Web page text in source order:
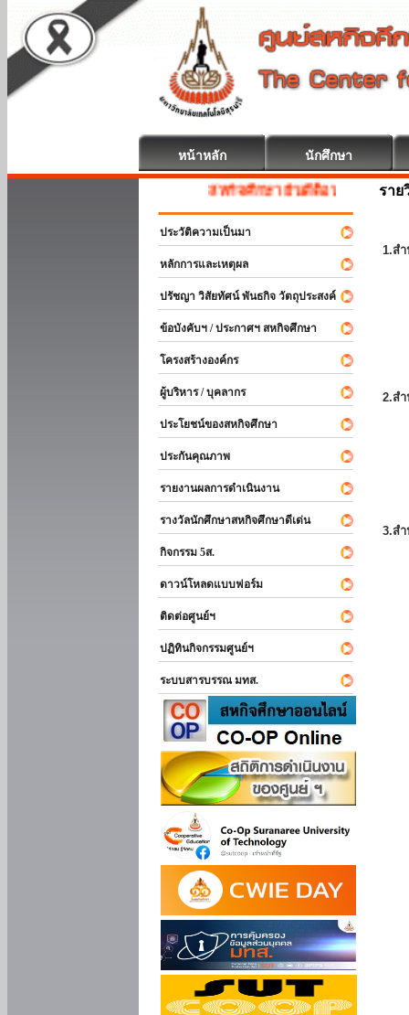
หน้าหลัก นักศึกษา
สหกิจศึกษา ยินดีต้อนรับ
ประวัติความเป็นมา
หลักการและเหตุผล
ปรัชญา วิสัยทัศน์ พันธกิจ วัตถุประสงค์
ข้อบังคับฯ / ประกาศฯ สหกิจศึกษา
โครงสร้างองค์กร
ผู้บริหาร / บุคลากร
ประโยชน์ของสหกิจศึกษา
ประกันคุณภาพ
รายงานผลการดำเนินงาน
รางวัลนักศึกษาสหกิจศึกษาดีเด่น
กิจกรรม 5ส.
ดาวน์โหลดแบบฟอร์ม
ติดต่อศูนย์ฯ
ปฏิทินกิจกรรมศูนย์ฯ
ระบบสารบรรณ มทส.
ราย
1.ส
2.ส
3.ส